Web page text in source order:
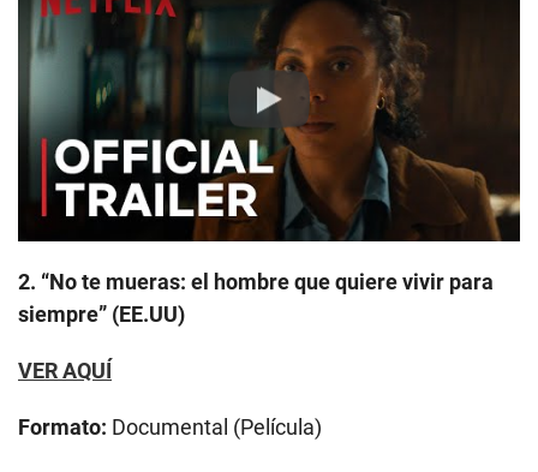
Play
2. “No te mueras: el hombre que quiere vivir para
siempre” (EE.UU)
VER AQUÍ
Formato: Documental (Película)